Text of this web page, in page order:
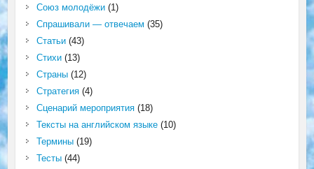
Союз молодёжи(1)
Спрашивали — отвечаем (35)
Статьи(43)
Стихи(13)
Страны(12)
Стратегия(4)
Сценарий мероприятия(18)
Тексты на английском языке(10)
Термины(19)
Тесты(44)